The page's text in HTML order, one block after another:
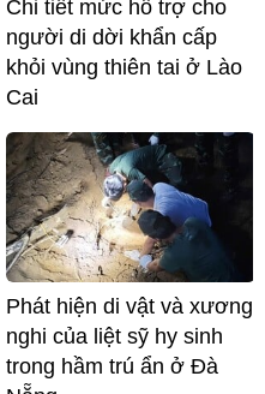
Chi tiết mức hỗ trợ cho
người di dời khẩn cấp
khỏi vùng thiên tai ở Lào
Cai
Phát hiện di vật và xương
nghi của liệt sỹ hy sinh
trong hầm trú ẩn ở Đà